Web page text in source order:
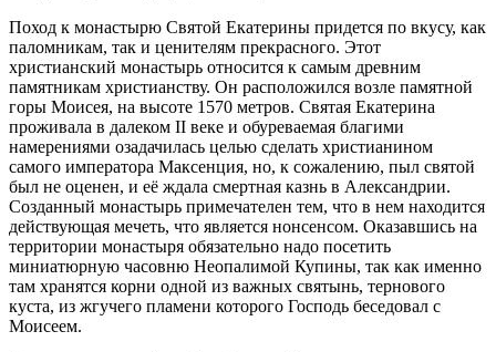
Поход к монастырю Святой Екатерины придется по вкусу, как
паломникам, так и ценителям прекрасного. Этот
христианский монастырь относится к самым древним
памятникам христианству. Он расположился возле памятной
горы Моисея, на высоте 1570 метров. Святая Екатерина
проживала в далеком II веке и обуреваемая благими
намерениями озадачилась целью сделать христианином
самого императора Максенция, но, к сожалению, пыл святой
был не оценен, и её ждала смертная казнь в Александрии.
Созданный монастырь примечателен тем, что в нем находится
действующая мечеть, что является нонсенсом. Оказавшись на
территории монастыря обязательно надо посетить
миниатюрную часовню Неопалимой Купины, так как именно
там хранятся корни одной из важных святынь, тернового
куста, из жгучего пламени которого Господь беседовал с
Моисеем.